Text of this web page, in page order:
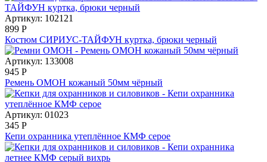
Артикул: 102121
899 Р
Костюм СИРИУС-ТАЙФУН куртка, брюки черный
Артикул: 133008
945 Р
Ремень ОМОН кожаный 50мм чёрный
Артикул: 01023
345 Р
Кепи охранника утеплённое КМФ серое